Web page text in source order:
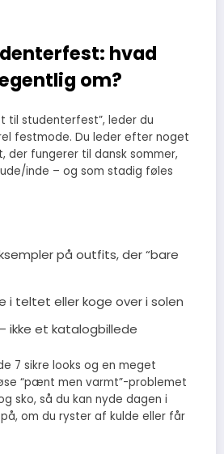
hvad
om?
til studenterfest”, leder du
festmode. Du leder efter noget
der fungerer til dansk sommer,
inde – og som stadig føles
på outfits, der “bare
i teltet eller koge over i solen
ikke et katalogbillede
7 sikre looks og en meget
“pænt men varmt”-problemet
sko, så du kan nyde dagen i
om du ryster af kulde eller får